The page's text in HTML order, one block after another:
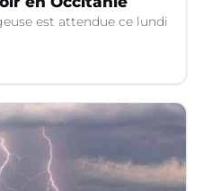
est attendue ce lundi